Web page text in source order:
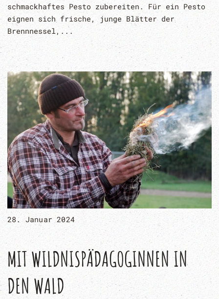
schmackhaftes Pesto zubereiten. Für ein Pesto
eignen sich frische, junge Blätter der
Brennnessel,...
28. Januar 2024
MIT WILDNISPÄDAGOGINNEN IN
DEN WALD